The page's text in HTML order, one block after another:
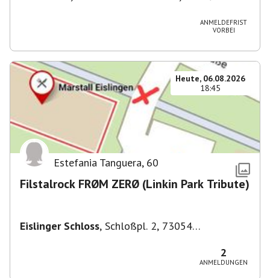
ANMELDEFRIST
VORBEI
Heute, 06.08.2026
18:45
Estefania Tanguera, 60
Filstalrock FRØM ZERØ (Linkin Park Tribute)
Eislinger Schloss, Schloßpl. 2, 73054
2
ANMELDUNGEN